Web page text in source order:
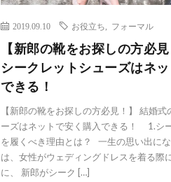
2019.09.10 お役立ち フォーマル
【新郎の靴をお探しの方必
シークレットシューズはネ
できる！
【新郎の靴をお探しの方必見！】 結婚式
ーズはネットで安く購入できる！ 1.シ
を履くべき理由とは？ 一生の思い出に
は、女性がウェディングドレスを着る際
に、 新郎がシーク […]